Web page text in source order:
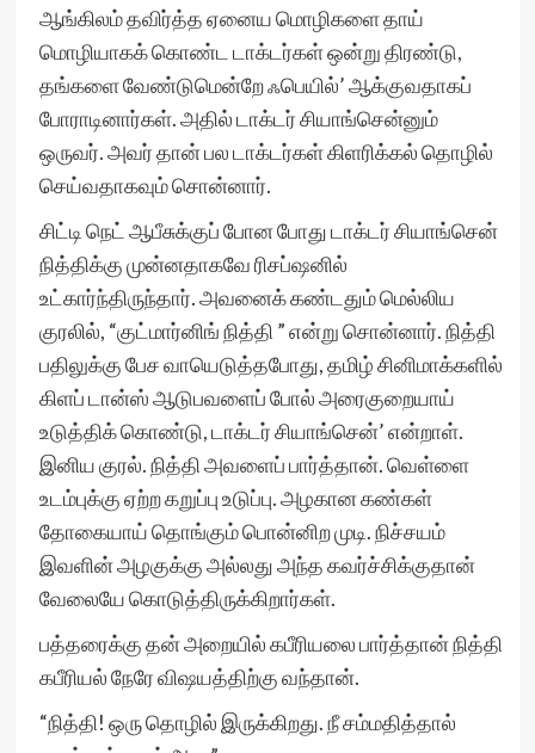
ஆங்கிலம் தவிர்த்த ஏனைய மொழிகளை தாய்
மொழியாகக் கொண்ட டாக்டர்கள் ஒன்று திரண்டு,
தங்களை வேண்டுமென்றே ஃபெயில்’ ஆக்குவதாகப்
போராடினார்கள். அதில் டாக்டர் சியாங்சென்னும்
ஒருவர். அவர் தான் பல டாக்டர்கள் கிளரிக்கல் தொழில்
செய்வதாகவும் சொன்னார்.
சிட்டி நெட் ஆபீசுக்குப் போன போது டாக்டர் சியாங்சென்
நித்திக்கு முன்னதாகவே ரிசப்ஷனில்
உட்கார்ந்திருந்தார். அவனைக் கண்டதும் மெல்லிய
குரலில், “குட்மார்னிங் நித்தி ” என்று சொன்னார். நித்தி
பதிலுக்கு பேச வாயெடுத்தபோது, தமிழ் சினிமாக்களில்
கிளப் டான்ஸ் ஆடுபவளைப் போல் அரைகுறையாய்
உடுத்திக் கொண்டு, டாக்டர் சியாங்சென்’ என்றாள்.
இனிய குரல். நித்தி அவளைப் பார்த்தான். வெள்ளை
உடம்புக்கு ஏற்ற கறுப்பு உடுப்பு. அழகான கண்கள்
தோகையாய் தொங்கும் பொன்னிற முடி. நிச்சயம்
இவளின் அழகுக்கு அல்லது அந்த கவர்ச்சிக்குதான்
வேலையே கொடுத்திருக்கிறார்கள்.
பத்தரைக்கு தன் அறையில் கபீரியலை பார்த்தான் நித்தி
கபீரியல் நேரே விஷயத்திற்கு வந்தான்.
“நித்தி! ஒரு தொழில் இருக்கிறது. நீ சம்மதித்தால்